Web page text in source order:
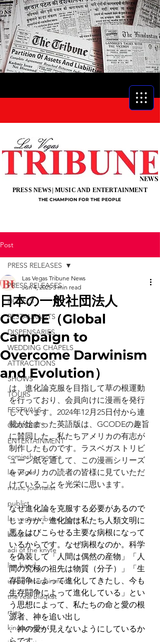
NEWS
THE CHAMPION FOR THE PEOPLE
PRESS NEWS| MUSIC AND ENTERTAINMENT
Post
PRESS RELEASES
HOTELS
RESTAURANTS
DISPENSARIES
WEDDING CHAPELS
ATTRACTIONS
SHOWS
TOURS
FESTIVALS
CONCERTS
ENTERTAINMENT
comiesha monica
las vegas
music journalist
publict
las vegas tribune news
blaqkat
adi of the knyte
live band
usic enetertainment
the real blaqkat
rties
king scorpio
PRESS RELEASES
日本の一般社団法人
GCODE（Global
Campaign to
Overcome Darwinism
and Evolution）
Las Vegas Tribune News
Jun 4, 2025 3 min read
は、進化論克服を目指して草の根運動
を行っており、会員向けに漫画を発行
しています。2024年12月25日付から連
載が始まった英語版は、GCODEの趣旨
に賛同した、私たちアメリカの有志が
制作したものです。ラスベガストリビ
ューン紙を通して、この漫画シリーズ
をアメリカの読者の皆様に見ていただ
けていることを光栄に思います。
なぜ進化論を克服する必要があるので
しょうか。進化論は私たち人類文明に
悪をはびこらせる主要な病根になって
いるからです。なぜ病根なのか。科学
を偽装して「人間は偶然の産物」「人
間の究極の祖先は物質（分子）」「生
存闘争によって進化してきたし、今も
生存闘争によって進化している」とい
う思想によって、私たちの命と愛の根
源者、神を追い出し
、神の愛が見えないようにしているか